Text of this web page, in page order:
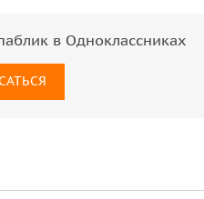
в Одноклассниках